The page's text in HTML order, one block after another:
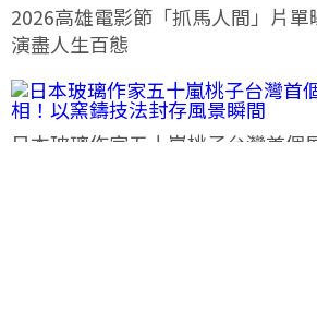
2026高雄電影節「抓馬人間」片
演盡人生百態
日本玻璃作家五十嵐桃子台灣首個